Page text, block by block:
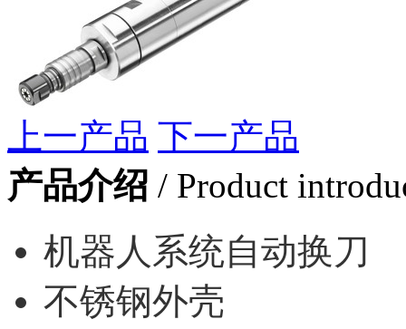
上一产品 下一产品
产品介绍 / Product
机器人系统自动换刀
不锈钢外壳